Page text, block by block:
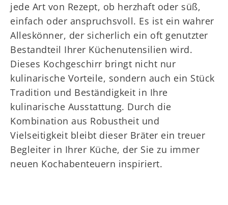
jede Art von Rezept, ob herzhaft oder süß,
einfach oder anspruchsvoll. Es ist ein wahrer
Alleskönner, der sicherlich ein oft genutzter
Bestandteil Ihrer Küchenutensilien wird.
Dieses Kochgeschirr bringt nicht nur
kulinarische Vorteile, sondern auch ein Stück
Tradition und Beständigkeit in Ihre
kulinarische Ausstattung. Durch die
Kombination aus Robustheit und
Vielseitigkeit bleibt dieser Bräter ein treuer
Begleiter in Ihrer Küche, der Sie zu immer
neuen Kochabenteuern inspiriert.